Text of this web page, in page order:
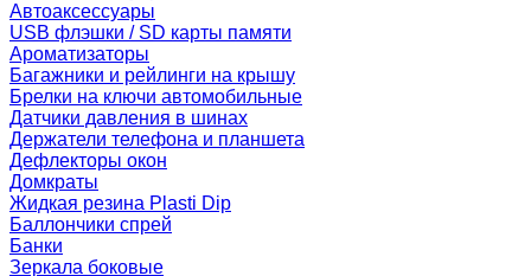
Автоаксессуары
USB флэшки / SD карты памяти
Ароматизаторы
Багажники и рейлинги на крышу
Брелки на ключи автомобильные
Датчики давления в шинах
Держатели телефона и планшета
Дефлекторы окон
Домкраты
Жидкая резина Plasti Dip
Баллончики спрей
Банки
Зеркала боковые